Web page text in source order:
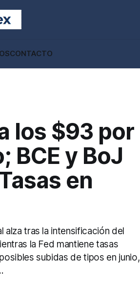
CONTACTO
los $93 por
BCE y BoJ
en
alza tras la intensificación del
la Fed mantiene tasas
subidas de tipos en junio,